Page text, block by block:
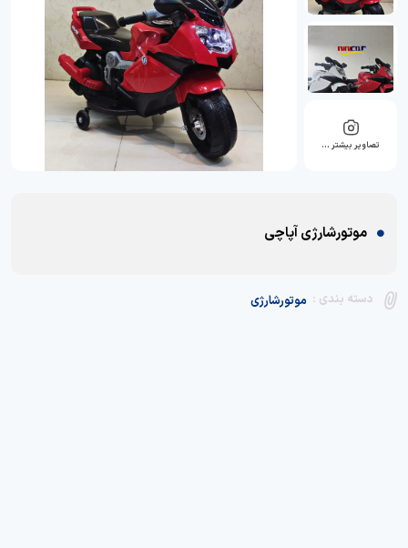
تصاویر بیشتر …
موتورشارژی آپاچی
دسته بندی : موتورشارژی